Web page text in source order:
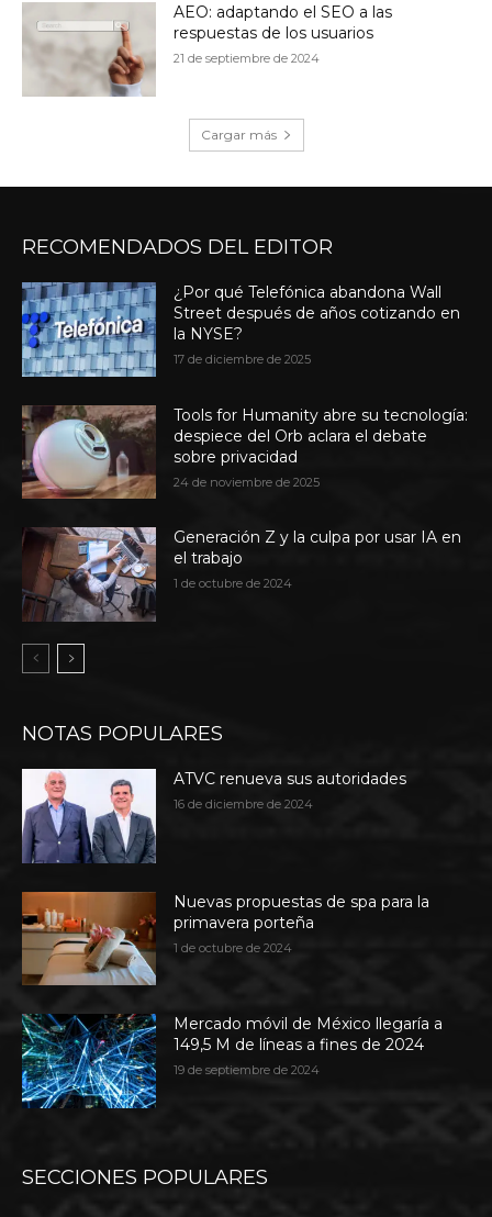
AEO: adaptando el SEO a las
respuestas de los usuarios
21 de septiembre de 2024
Cargar más
RECOMENDADOS DEL EDITOR
¿Por qué Telefónica abandona Wall
Street después de años cotizando en
la NYSE?
17 de diciembre de 2025
Tools for Humanity abre su tecnología:
despiece del Orb aclara el debate
sobre privacidad
24 de noviembre de 2025
Generación Z y la culpa por usar IA en
el trabajo
1 de octubre de 2024
NOTAS POPULARES
ATVC renueva sus autoridades
16 de diciembre de 2024
Nuevas propuestas de spa para la
primavera porteña
1 de octubre de 2024
Mercado móvil de México llegaría a
149,5 M de líneas a fines de 2024
19 de septiembre de 2024
SECCIONES POPULARES